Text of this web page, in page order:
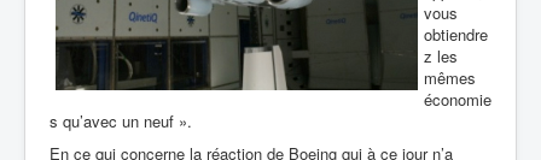
vous
obtiendre
z les
mêmes
économie
s qu’avec un neuf ».
En ce qui concerne la réaction de Boeing qui à ce jour n’a